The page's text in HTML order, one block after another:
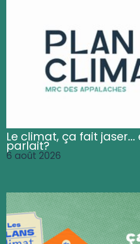
Le climat, ça fait jaser...
parlait?
6 août 2026